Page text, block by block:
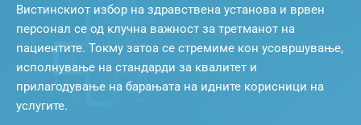
Вистинскиот избор на здравствена установа и врвен
персонал се од клучна важност за третманот на
пациентите. Токму затоа се стремиме кон усовршување,
исполнување на стандарди за квалитет и
прилагодување на барањата на идните корисници на
услугите.